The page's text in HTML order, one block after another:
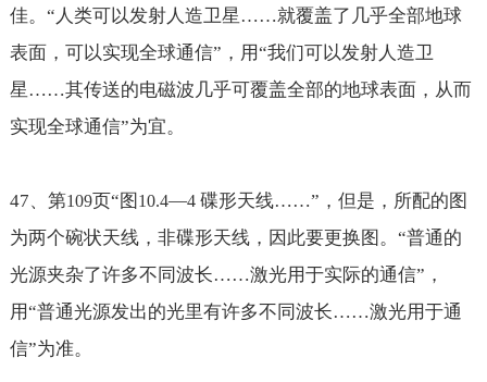
佳。“人类可以发射人造卫星 ……就覆盖了几乎全部地球
表面，可以实现全球通信”，用“我们可以发射人造卫
星 ……其传送的电磁波几乎可覆盖全部的地球表面，从而
实现全球通信”为宜。
47、第109页“图 10.4—4 碟形天线……”，但是，所配的图
为两个碗状天线，非碟形天线，因此要更换图。“普通的
光源夹杂了许多不同波长……激光用于实际的通信”，
用“普通光源发出的光里有许多不同波长……激光用于通
信”为准。